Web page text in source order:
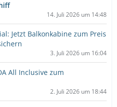
14. Juli 2026 um 14:48
Jetzt Balkonkabine zum Preis
3. Juli 2026 um 16:04
All Inclusive zum
2. Juli 2026 um 18:44